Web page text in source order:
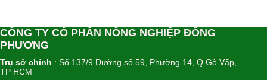
CÔNG TY CỔ PHẦN NÔNG NGHIỆP ĐÔNG
PHƯƠNG
Trụ sở chính : Số 137/9 Đường số 59, Phường 14, Q.Gò Vấp,
TP HCM